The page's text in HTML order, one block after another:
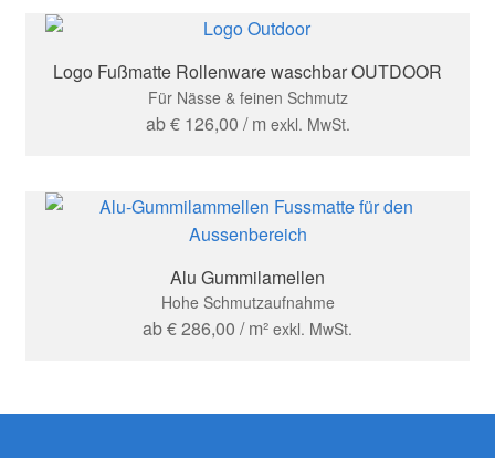
Logo Fußmatte Rollenware waschbar OUTDOOR
Für Nässe & feinen Schmutz
ab€126,00 / m exkl. MwSt.
Alu Gummilamellen
Hohe Schmutzaufnahme
ab€286,00 / m² exkl. MwSt.